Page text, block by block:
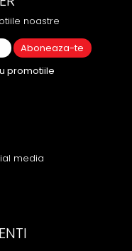
noastre
promotiile
media